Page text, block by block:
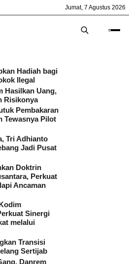
Jumat, 7 Agustus 2026
Hadiah bagi
Ilegal
Hasilkan Uang,
Risikonya
Pembakaran
Tewasnya Pilot
Tri Adhianto
Jadi Pusat
Doktrin
Perkuat
Ancaman
Sinergi
melalui
Transisi
Sertijab
Danrem